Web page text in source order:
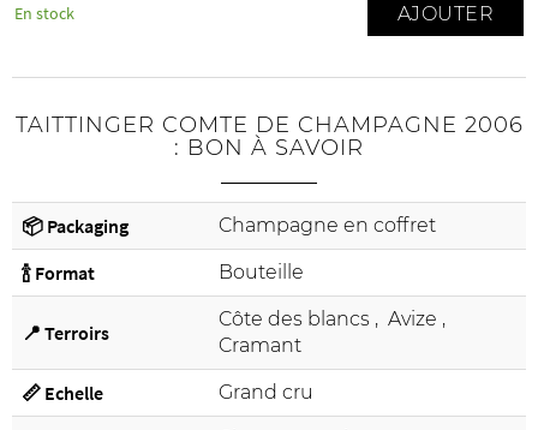
En stock AJOUTER
TAITTINGER COMTE DE CHAMPAGNE 2006
: BON À SAVOIR
📦 Packaging Champagne en coffret
🍾 Format Bouteille
📍 Terroirs
Côte des blancs , Avize ,
Cramant
📏 Echelle Grand cru